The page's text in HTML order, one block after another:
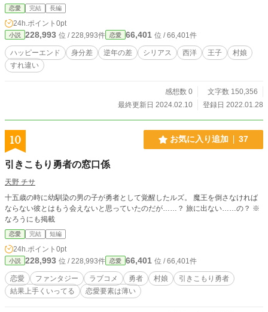
恋愛 完結 長編
24h.ポイント 0pt
小説 228,993 位 / 228,993件 恋愛 66,401 位 / 66,401件
ハッピーエンド 身分差 逆年の差 シリアス 西洋 王子
村娘
すれ違い
感想数 0
文字数 150,356
最終更新日 2024.02.10
登録日 2022.01.28
10 お気に入り追加 37
引きこもり勇者の窓口係
天野 チサ
十五歳の時に幼馴染の男の子が勇者として覚醒したルズ。 魔王を倒さなければ
ならない彼とはもう会えないと思っていたのだが……？ 旅に出ない……の？ ※
なろうにも掲載
恋愛 完結 短編
24h.ポイント 0pt
小説 228,993 位 / 228,993件 恋愛 66,401 位 / 66,401件
恋愛 ファンタジー ラブコメ 勇者 村娘
引きこもり勇者
結果上手くいってる
恋愛要素は薄い